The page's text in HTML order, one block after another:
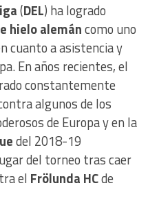
(DEL) ha logrado
hielo alemáncomo uno
cuanto a asistencia y
En años recientes, el
constantemente
algunos de los
de Europa y en la
del 2018-19
del torneo tras caer
el Frölunda HCde